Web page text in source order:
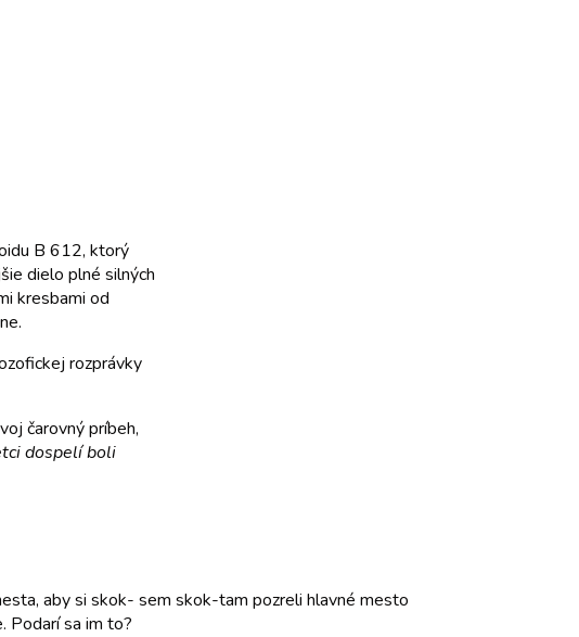
B 612, ktorý
dielo plné silných
kresbami od
rozprávky
čarovný príbeh,
dospelí boli
aby si skok- sem skok-tam pozreli hlavné mesto
Podarí sa im to?